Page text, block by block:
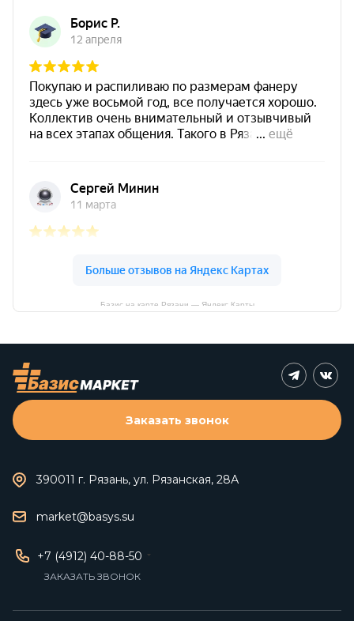
Базис на карте Рязани — Яндекс Карты
390011 г. Рязань, ул. Рязанская, 28А
market@basys.su
+7 (4912) 40-88-50
ЗАКАЗАТЬ ЗВОНОК
Заказать звонок